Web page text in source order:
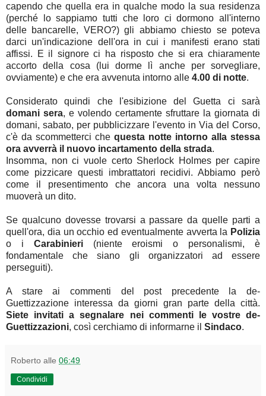
capendo che quella era in qualche modo la sua residenza
(perché lo sappiamo tutti che loro ci dormono all'interno
delle bancarelle, VERO?) gli abbiamo chiesto se poteva
darci un'indicazione dell'ora in cui i manifesti erano stati
affissi. E il signore ci ha risposto che si era chiaramente
accorto della cosa (lui dorme lì anche per sorvegliare,
ovviamente) e che era avvenuta intorno alle 4.00 di notte.
Considerato quindi che l'esibizione del Guetta ci sarà
domani sera, e volendo certamente sfruttare la giornata di
domani, sabato, per pubblicizzare l'evento in Via del Corso,
c'è da scommetterci che questa notte intorno alla stessa
ora avverrà il nuovo incartamento della strada.
Insomma, non ci vuole certo Sherlock Holmes per capire
come pizzicare questi imbrattatori recidivi. Abbiamo però
come il presentimento che ancora una volta nessuno
muoverà un dito.
Se qualcuno dovesse trovarsi a passare da quelle parti a
quell'ora, dia un occhio ed eventualmente avverta la Polizia
o i Carabinieri(niente eroismi o personalismi, è
fondamentale che siano gli organizzatori ad essere
perseguiti).
A stare ai commenti del post precedente la de-
Guettizzazione interessa da giorni gran parte della città.
Siete invitati a segnalare nei commenti le vostre de-
Guettizzazioni, così cerchiamo di informarne il Sindaco.
Roberto alle 06:49
Condividi